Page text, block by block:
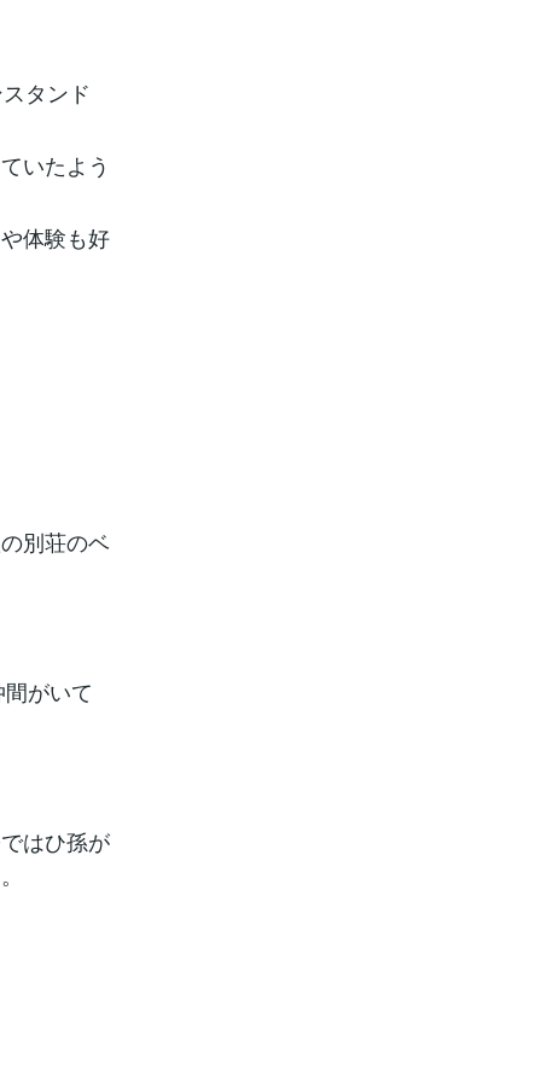
タンド
いたよう
体験も好
別荘のベ
がいて
はひ孫が